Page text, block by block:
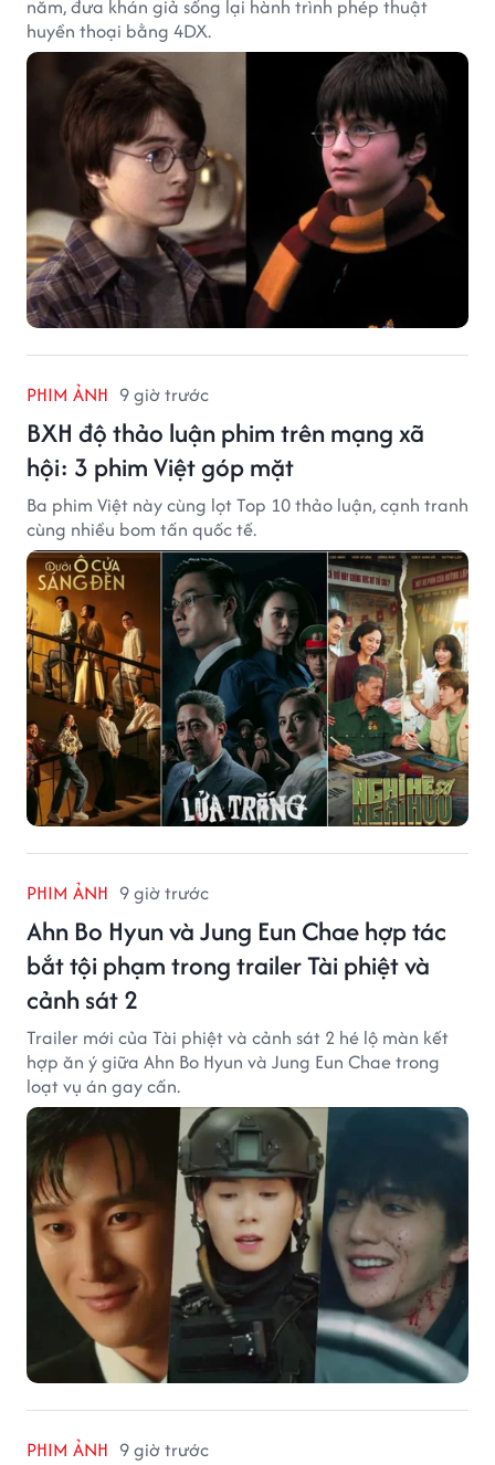
năm, đưa khán giả sống lại hành trình phép thuật
huyền thoại bằng 4DX.
PHIM ẢNH 9 giờ trước
BXH độ thảo luận phim trên mạng xã
hội: 3 phim Việt góp mặt
Ba phim Việt này cùng lọt Top 10 thảo luận, cạnh tranh
cùng nhiều bom tấn quốc tế.
PHIM ẢNH 9 giờ trước
Ahn Bo Hyun và Jung Eun Chae hợp tác
bắt tội phạm trong trailer Tài phiệt và
cảnh sát 2
Trailer mới của Tài phiệt và cảnh sát 2 hé lộ màn kết
hợp ăn ý giữa Ahn Bo Hyun và Jung Eun Chae trong
loạt vụ án gay cấn.
PHIM ẢNH 9 giờ trước